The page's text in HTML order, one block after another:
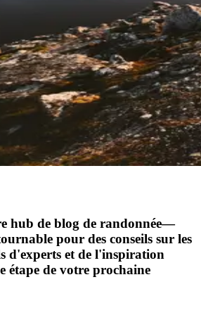
hub de blog de randonnée—
pour des conseils sur les
d'experts et de l'inspiration
étape de votre prochaine